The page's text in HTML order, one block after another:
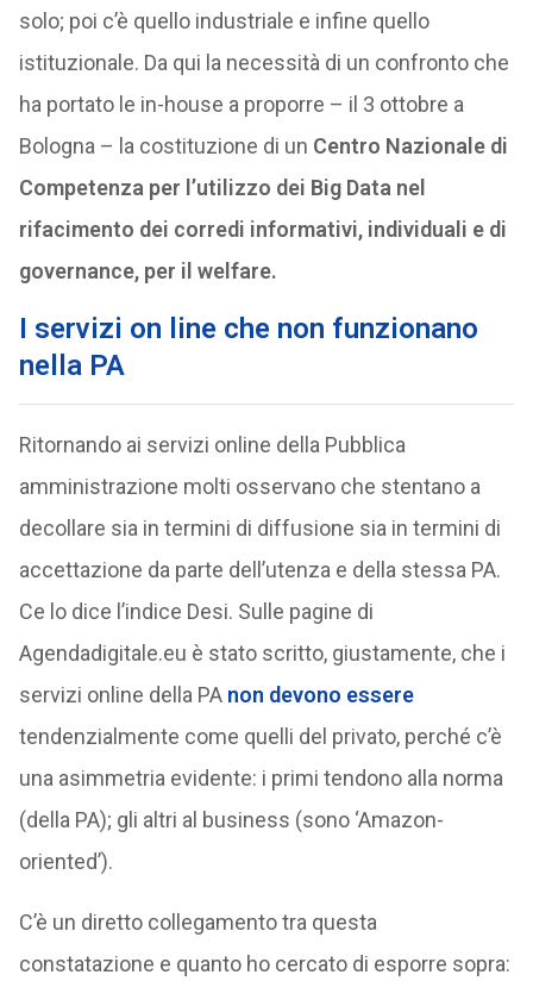
solo; poi c’è quello industriale e infine quello
istituzionale. Da qui la necessità di un confronto che
ha portato le in-house a proporre – il 3 ottobre a
Bologna – la costituzione di un Centro Nazionale di
Competenza per l’utilizzo dei Big Data nel
rifacimento dei corredi informativi, individuali e di
governance, per il welfare.
I servizi on line che non funzionano
nella PA
Ritornando ai servizi online della Pubblica
amministrazione molti osservano che stentano a
decollare sia in termini di diffusione sia in termini di
accettazione da parte dell’utenza e della stessa PA.
Ce lo dice l’indice Desi. Sulle pagine di
Agendadigitale.eu è stato scritto, giustamente, che i
servizi online della PA non devono essere
tendenzialmente come quelli del privato, perché c’è
una asimmetria evidente: i primi tendono alla norma
(della PA); gli altri al business (sono ‘Amazon-
oriented’).
C’è un diretto collegamento tra questa
constatazione e quanto ho cercato di esporre sopra: